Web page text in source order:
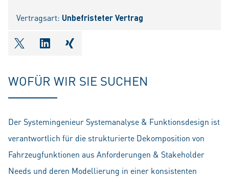
Vertragsart: Unbefristeter Vertrag
shareOntwitter
shareOnlinkedIn
shareOnxing
WOFÜR WIR SIE SUCHEN
Der Systemingenieur Systemanalyse & Funktionsdesign ist
verantwortlich für die strukturierte Dekomposition von
Fahrzeugfunktionen aus Anforderungen & Stakeholder
Needs und deren Modellierung in einer konsistenten